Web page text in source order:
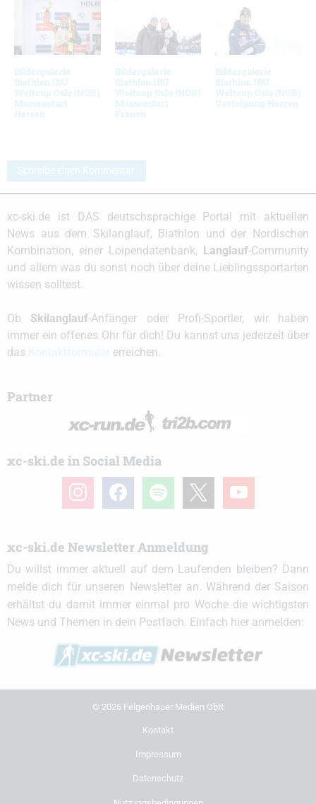
Bildergalerie
Biathlon IBU
Weltcup Oslo (NOR)
Massenstart
Herren
Bildergalerie
Biathlon IBU
Weltcup Oslo (NOR)
Massenstart
Frauen
Bildergalerie
Biathlon IBU
Weltcup Oslo (NOR)
Verfolgung Herren
Schreibe einen Kommentar
xc-ski.de ist DAS deutschsprachige Portal mit aktuellen
News aus dem Skilanglauf, Biathlon und der Nordischen
Kombination, einer Loipendatenbank,
Langlauf-Community
und allem was du sonst noch über deine Lieblingssportarten
wissen solltest.
Ob Skilanglauf-Anfänger oder Profi-Sportler, wir haben
immer ein offenes Ohr für dich! Du kannst uns jederzeit über
das
erreichen.
Partner
xc-ski.de in Social Media
instagramfacebook spotify youtube
xc-ski.de Newsletter Anmeldung
Du willst immer aktuell auf dem Laufenden bleiben? Dann
melde dich für unseren Newsletter an. Während der Saison
erhältst du damit immer einmal pro Woche die wichtigsten
News und Themen in dein Postfach. Einfach hier anmelden:
© 2026 Felgenhauer Medien GbR
Kontakt
Impressum
Datenschutz